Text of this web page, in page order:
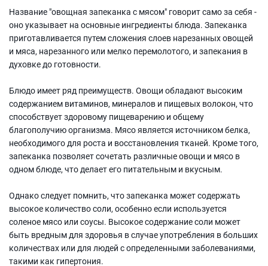
Название "овощная запеканка с мясом" говорит само за себя -
оно указывает на основные ингредиенты блюда. Запеканка
приготавливается путем сложения слоев нарезанных овощей
и мяса, нарезанного или мелко перемолотого, и запекания в
духовке до готовности.
Блюдо имеет ряд преимуществ. Овощи обладают высоким
содержанием витаминов, минералов и пищевых волокон, что
способствует здоровому пищеварению и общему
благополучию организма. Мясо является источником белка,
необходимого для роста и восстановления тканей. Кроме того,
запеканка позволяет сочетать различные овощи и мясо в
одном блюде, что делает его питательным и вкусным.
Однако следует помнить, что запеканка может содержать
высокое количество соли, особенно если используется
соленое мясо или соусы. Высокое содержание соли может
быть вредным для здоровья в случае употребления в больших
количествах или для людей с определенными заболеваниями,
такими как гипертония.